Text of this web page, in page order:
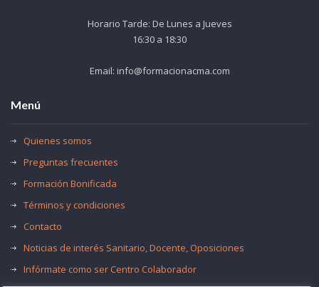
Horario Tarde: De Lunes a Jueves
16:30 a 18:30
Email: info@formacionacma.com
Menú
Quienes somos
Preguntas frecuentes
Formación Bonificada
Términos y condiciones
Contacto
Noticias de interés Sanitario, Docente, Oposiciones
Infórmate como ser Centro Colaborador